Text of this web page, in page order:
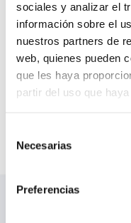
sociales y analizar el
información sobre el
nuestros partners de
web, quienes pueden
que les haya
partir del uso que
Necesarias
Preferencias
ORIGEN
Europa
PROPIEDADES
secuestrar los